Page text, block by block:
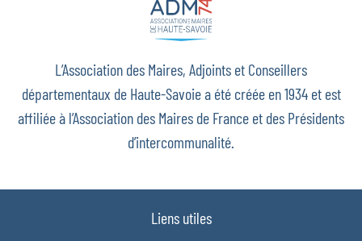
L’Association des Maires, Adjoints et Conseillers
départementaux de Haute-Savoie a été créée en 1934 et est
affiliée à l’Association des Maires de France et des Présidents
d’intercommunalité.
Liens utiles